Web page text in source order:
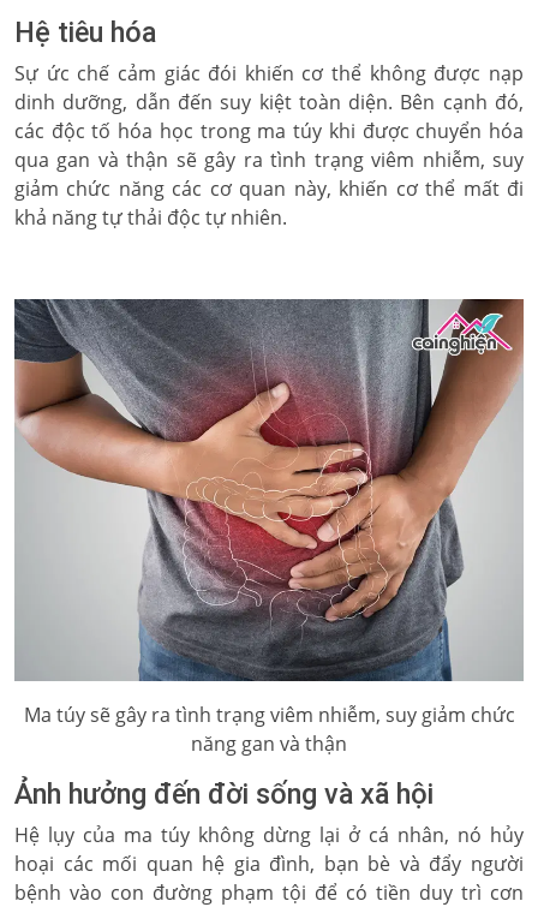
Hệ tiêu hóa
Sự ức chế cảm giác đói khiến cơ thể không được nạp
dinh dưỡng, dẫn đến suy kiệt toàn diện. Bên cạnh đó,
các độc tố hóa học trong ma túy khi được chuyển hóa
qua gan và thận sẽ gây ra tình trạng viêm nhiễm, suy
giảm chức năng các cơ quan này, khiến cơ thể mất đi
khả năng tự thải độc tự nhiên.
Ma túy sẽ gây ra tình trạng viêm nhiễm, suy giảm chức
năng gan và thận
Ảnh hưởng đến đời sống và xã hội
Hệ lụy của ma túy không dừng lại ở cá nhân, nó hủy
hoại các mối quan hệ gia đình, bạn bè và đẩy người
bệnh vào con đường phạm tội để có tiền duy trì cơn